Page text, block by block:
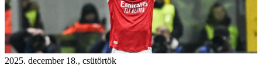
2025. december 18., csütörtök